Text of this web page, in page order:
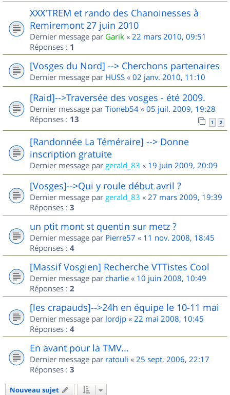
XXX'TREM et rando des Chanoinesses à
Remiremont 27 juin 2010
Dernier message par Garik « 22 mars 2010, 09:51
Réponses : 1
[Vosges du Nord] --> Cherchons partenaires
Dernier message par HUSS « 02 janv. 2010, 11:10
[Raid]-->Traversée des vosges - été 2009.
Dernier message par Tioneb54 « 05 juil. 2009, 19:28
Réponses : 13 1 2
[Randonnée La Téméraire] --> Donne
inscription gratuite
Dernier message par gerald_83 « 19 juin 2009, 20:09
[Vosges]-->Qui y roule début avril ?
Dernier message par gerald_83 « 27 mars 2009, 19:39
Réponses : 3
un ptit mont st quentin sur metz ?
Dernier message par Pierre57 « 11 nov. 2008, 18:45
Réponses : 4
[Massif Vosgien] Recherche VTTistes Cool
Dernier message par charlie « 10 juin 2008, 10:49
Réponses : 2
[les crapauds]-->24h en équipe le 10-11 mai
Dernier message par lordjp « 22 mai 2008, 10:45
Réponses : 4
En avant pour la TMV...
Dernier message par ratouli « 25 sept. 2006, 22:17
Réponses : 3
Nouveau sujet